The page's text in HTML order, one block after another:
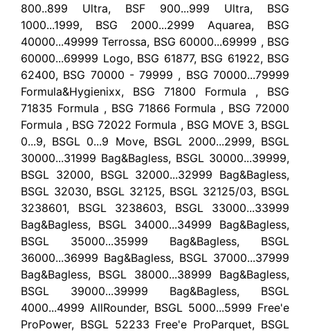
800..899 Ultra, BSF 900...999 Ultra, BSG
1000...1999, BSG 2000...2999 Aquarea, BSG
40000...49999 Terrossa, BSG 60000...69999 , BSG
60000...69999 Logo, BSG 61877, BSG 61922, BSG
62400, BSG 70000 - 79999 , BSG 70000...79999
Formula&Hygienixx, BSG 71800 Formula , BSG
71835 Formula , BSG 71866 Formula , BSG 72000
Formula , BSG 72022 Formula , BSG MOVE 3, BSGL
0...9, BSGL 0...9 Move, BSGL 2000...2999, BSGL
30000...31999 Bag&Bagless, BSGL 30000...39999,
BSGL 32000, BSGL 32000...32999 Bag&Bagless,
BSGL 32030, BSGL 32125, BSGL 32125/03, BSGL
3238601, BSGL 3238603, BSGL 33000...33999
Bag&Bagless, BSGL 34000...34999 Bag&Bagless,
BSGL 35000...35999 Bag&Bagless, BSGL
36000...36999 Bag&Bagless, BSGL 37000...37999
Bag&Bagless, BSGL 38000...38999 Bag&Bagless,
BSGL 39000...39999 Bag&Bagless, BSGL
4000...4999 AllRounder, BSGL 5000...5999 Free'e
ProPower, BSGL 52233 Free'e ProParquet, BSGL